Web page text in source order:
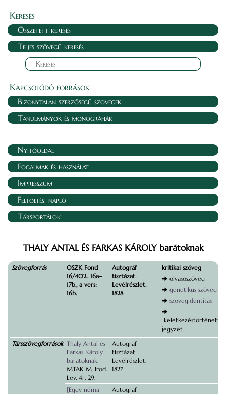
Keresés
Összetett keresés
Teljes szövegű keresés
Kapcsolódó források
Bizonytalan szerzőségű szövegek
Tanulmányok és monográfiák
Nyitóoldal
Fogalmak és használat
Impresszum
Feltöltési napló
Társportálok
THALY ANTAL ÉS FARKAS KÁROLY barátoknak
Szövegforrás
OSZK Fond
16/402., 16a–
17b., a vers:
16b.
Autográf
tisztázat.
Levélrészlet.
1828
kritikai szöveg
olvasószöveg
genetikus szöveg
szövegidentitás
keletkezéstörténeti
jegyzet
Társszövegforrások Thaly Antal és
Farkas Károly
barátoknak.
MTAK M. Irod.
Lev. 4r. 29.
Autográf
tisztázat.
Levélrészlet.
1827
[Eggy néma
Autográf